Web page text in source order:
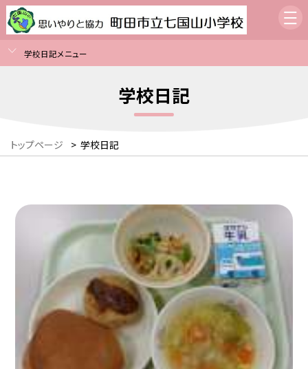
学校日記メニュー
学校日記
トップページ > 学校日記